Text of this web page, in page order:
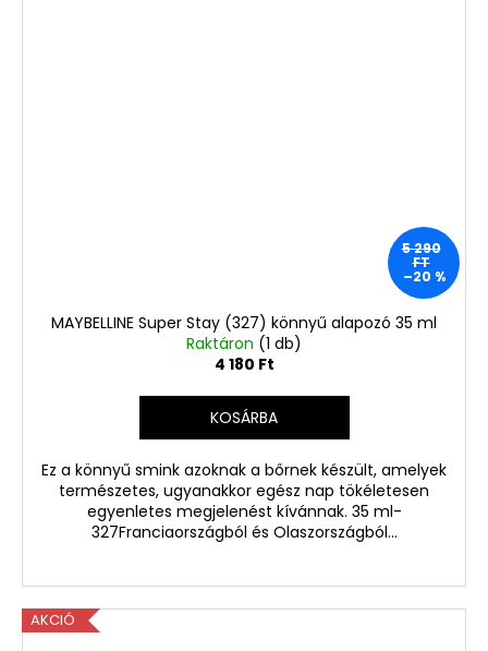
5 290
FT
–20 %
MAYBELLINE Super Stay (327) könnyű alapozó 35 ml
Raktáron (1 db)
4 180 Ft
KOSÁRBA
Ez a könnyű smink azoknak a bőrnek készült, amelyek
természetes, ugyanakkor egész nap tökéletesen
egyenletes megjelenést kívánnak. 35 ml-
327Franciaországból és Olaszországból...
AKCIÓ